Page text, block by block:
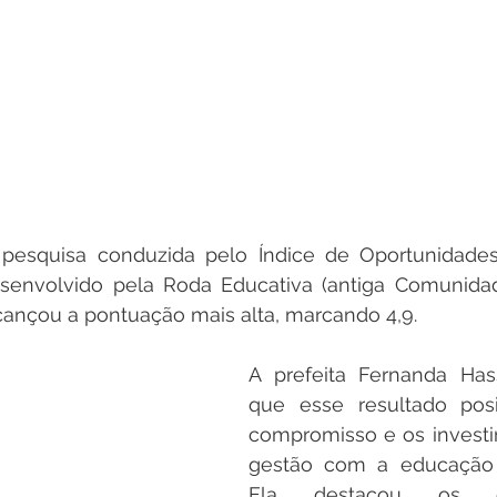
conduzida pelo Índice de
pela Roda Educativa (antiga
a pontuação mais alta, marcando 4,9.
A prefeita Fernanda
que esse resultado
compromisso e os
gestão com a